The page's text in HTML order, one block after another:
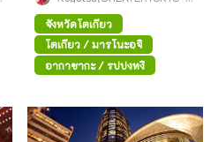
จังหวัดโตเกียว
โตเกียว / มารุโนะอุจิ
อากาซากะ / รปปงหงิ